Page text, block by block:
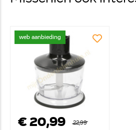
web aanbieding
€ 20,99
22,99